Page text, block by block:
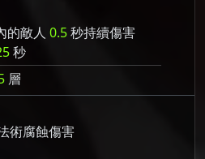
的敵人 0.5秒持續傷害
秒
層
術腐蝕傷害